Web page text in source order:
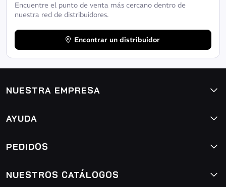
Encuentre el punto de venta más cercano dentro de
nuestra red de distribuidores.
Encontrar un distribuidor
NUESTRA EMPRESA
AYUDA
PEDIDOS
NUESTROS CATÁLOGOS